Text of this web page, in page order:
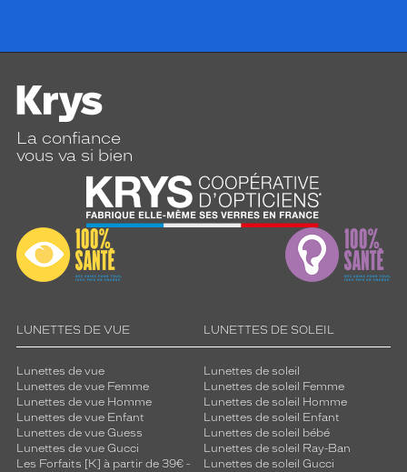
La confiance
vous va si bien
LUNETTES DE VUE
Lunettes de vue
Lunettes de vue Femme
Lunettes de vue Homme
Lunettes de vue Enfant
Lunettes de vue Guess
Lunettes de vue Gucci
Les Forfaits [K] à partir de 39€ -
LUNETTES DE SOLEIL
Lunettes de soleil
Lunettes de soleil Femme
Lunettes de soleil Homme
Lunettes de soleil Enfant
Lunettes de soleil bébé
Lunettes de soleil Ray-Ban
Lunettes de soleil Gucci